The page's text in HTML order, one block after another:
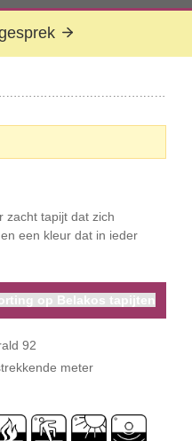
zacht tapijt dat zich
een kleur dat in ieder
op Belakos tapijten
92
meter